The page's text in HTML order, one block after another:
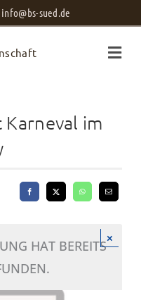
info@bs-sued.de
Karneval im
HAT BEREITS×